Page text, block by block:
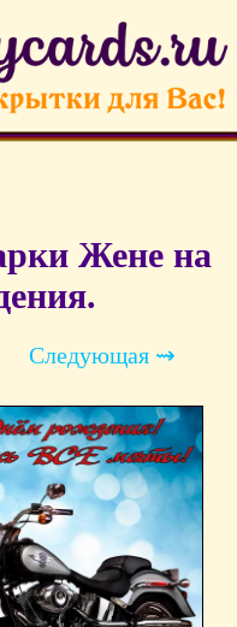
Жене на
Следующая ⇝